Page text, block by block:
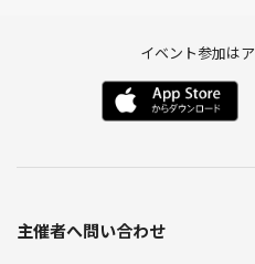
イベント参加は
主催者へ問い合わせ